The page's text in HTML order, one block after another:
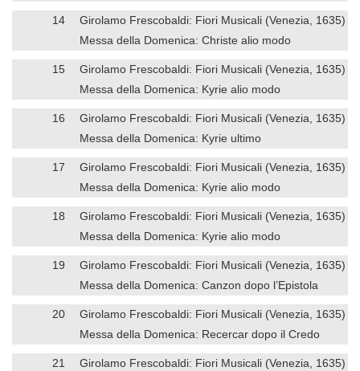
14
Girolamo Frescobaldi: Fiori Musicali (Venezia, 1635)
Messa della Domenica: Christe alio modo
15
Girolamo Frescobaldi: Fiori Musicali (Venezia, 1635)
Messa della Domenica: Kyrie alio modo
16
Girolamo Frescobaldi: Fiori Musicali (Venezia, 1635)
Messa della Domenica: Kyrie ultimo
17
Girolamo Frescobaldi: Fiori Musicali (Venezia, 1635)
Messa della Domenica: Kyrie alio modo
18
Girolamo Frescobaldi: Fiori Musicali (Venezia, 1635)
Messa della Domenica: Kyrie alio modo
19
Girolamo Frescobaldi: Fiori Musicali (Venezia, 1635)
Messa della Domenica: Canzon dopo l’Epistola
20
Girolamo Frescobaldi: Fiori Musicali (Venezia, 1635)
Messa della Domenica: Recercar dopo il Credo
21 Girolamo Frescobaldi: Fiori Musicali (Venezia, 1635)